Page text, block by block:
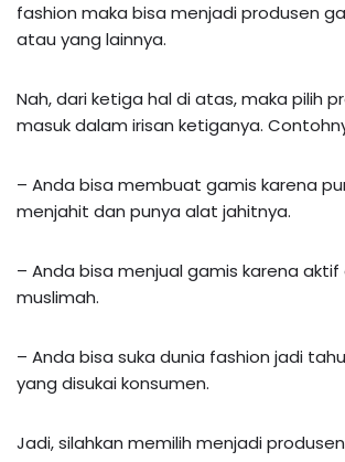
fashion maka bisa menjadi produsen
atau yang lainnya.
Nah, dari ketiga hal di atas, maka pilih
masuk dalam irisan ketiganya.
– Anda bisa membuat gamis karena
menjahit dan punya alat jahitnya.
– Anda bisa menjual gamis karena
muslimah.
– Anda bisa suka dunia fashion jadi
yang disukai konsumen.
Jadi, silahkan memilih menjadi